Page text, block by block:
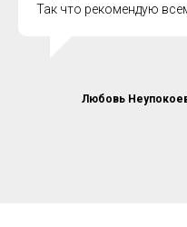
Так что рекомендую
Любовь